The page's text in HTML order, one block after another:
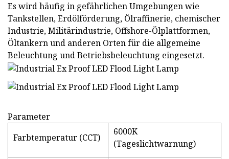
Es wird häufig in gefährlichen Umgebungen wie
Tankstellen, Erdölförderung, Ölraffinerie, chemischer
Industrie, Militärindustrie, Offshore-Ölplattformen,
Öltankern und anderen Orten für die allgemeine
Beleuchtung und Betriebsbeleuchtung eingesetzt.
Parameter
Farbtemperatur (CCT)
6000K
(Tageslichtwarnung)